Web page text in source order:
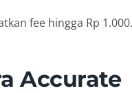
fee hingga Rp
Accurate